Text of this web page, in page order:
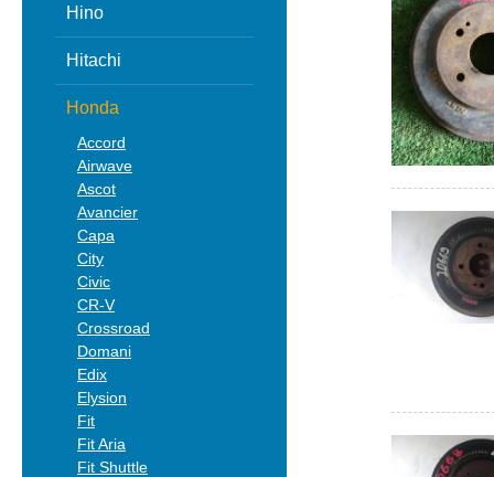
Hino
Hitachi
Honda
Accord
Airwave
Ascot
Avancier
Capa
City
Civic
CR-V
Crossroad
Domani
Edix
Elysion
Fit
Fit Aria
Fit Shuttle